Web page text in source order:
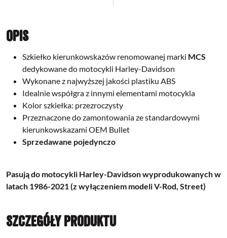
Opis
Szkiełko kierunkowskazów renomowanej marki MCS
dedykowane do motocykli Harley-Davidson
Wykonane z najwyższej jakości plastiku ABS
Idealnie współgra z innymi elementami motocykla
Kolor szkiełka: przezroczysty
Przeznaczone do zamontowania ze standardowymi
kierunkowskazami OEM Bullet
Sprzedawane pojedynczo
Pasują do motocykli Harley-Davidson wyprodukowanych w
latach 1986-2021 (z wyłączeniem modeli V-Rod, Street)
Szczegóły produktu